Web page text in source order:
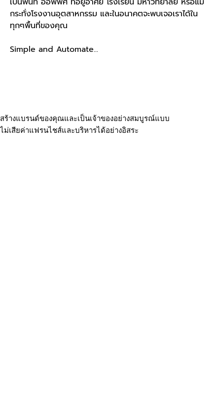
กระทั่งโรงงานอุตสาหกรรม และในอนาคตจะพบเจอเราได้ใน
ทุกๆพื้นที่ของคุณ
Simple and Automate...
สร้างแบรนด์ของคุณและเป็นเจ้าของอย่างสมบูรณ์แบบ
ไม่เสียค่าแฟรนไชส์และบริหารได้อย่างอิสระ